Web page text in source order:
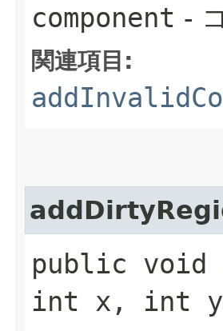
component -
関連項目:
public void
int x, int